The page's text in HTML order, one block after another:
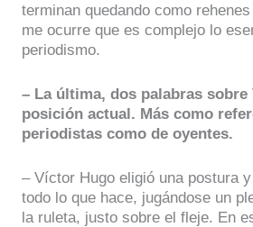
terminan quedando como
me ocurre que es complejo lo
periodismo.
– La última, dos palabras
posición actual. Más como
periodistas como de oyentes.
– Víctor Hugo eligió una postura
todo lo que hace, jugándose un
la ruleta, justo sobre el fleje. En